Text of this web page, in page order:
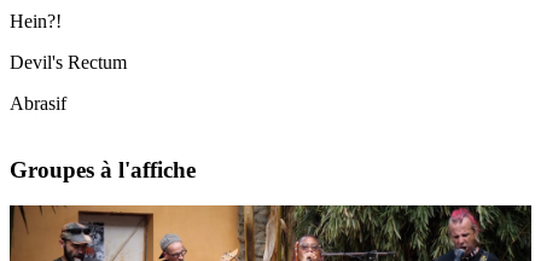
Hein?!
Devil's Rectum
Abrasif
Groupes à l'affiche